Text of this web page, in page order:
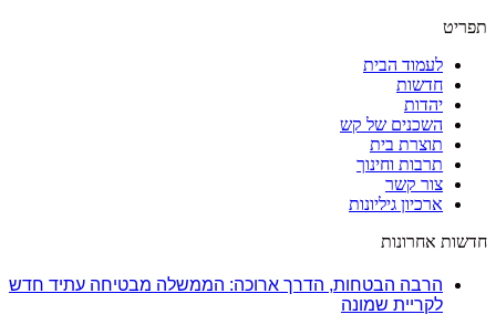
תפריט
לעמוד הבית
חדשות
יהדות
השכנים של קש
תוצרת בית
תרבות וחינוך
צור קשר
ארכיון גיליונות
חדשות אחרונות
הרבה הבטחות, הדרך ארוכה: הממשלה מבטיחה עתיד חדש
לקריית שמונה